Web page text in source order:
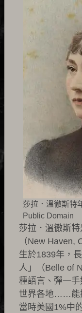
莎拉．溫徹斯特
Public Domain
莎拉．溫徹斯
（New Haven,
生於1839年，
人」（Belle of
種語言、彈一
世界各地……能
當時美國1%中